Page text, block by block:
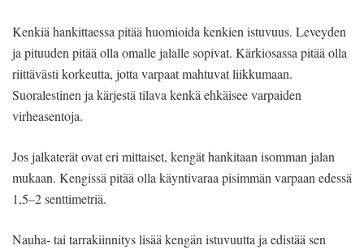
Kenkiä hankittaessa pitää huomioida kenkien istuvuus. Leveyden
ja pituuden pitää olla omalle jalalle sopivat. Kärkiosassa pitää olla
riittävästi korkeutta, jotta varpaat mahtuvat liikkumaan.
Suoralestinen ja kärjestä tilava kenkä ehkäisee varpaiden
virheasentoja.
Jos jalkaterät ovat eri mittaiset, kengät hankitaan isomman jalan
mukaan. Kengissä pitää olla käyntivaraa pisimmän varpaan edessä
1,5–2 senttimetriä.
Nauha- tai tarrakiinnitys lisää kengän istuvuutta ja edistää sen